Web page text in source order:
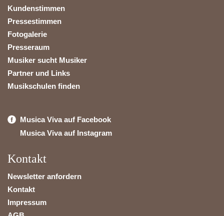
Kundenstimmen
Pressestimmen
Fotogalerie
Presseraum
Musiker sucht Musiker
Partner und Links
Musikschulen finden
Musica Viva auf Facebook
Musica Viva auf Instagram
Kontakt
Newsletter anfordern
Kontakt
Impressum